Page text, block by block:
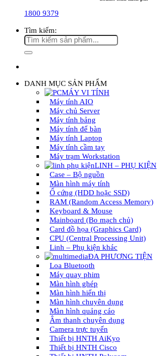
1800 9379
Tìm kiếm:
DANH MỤC SẢN PHẨM
MÁY VI TÍNH
Máy tính AIO
Máy chủ Server
Máy tính bảng
Máy tính để bàn
Máy tính Laptop
Máy tính cầm tay
Máy trạm Workstation
LINH – PHỤ KIỆN
Case – Bộ nguồn
Màn hình máy tính
Ổ cứng (HDD hoặc SSD)
RAM (Random Access Memory)
Keyboard & Mouse
Mainboard (Bo mạch chủ)
Card đồ họa (Graphics Card)
CPU (Central Processing Unit)
Linh – Phụ kiện khác
ĐA PHƯƠNG TIỆN
Loa Bluetooth
Máy quay phim
Màn hình ghép
Màn hình hiển thị
Màn hình chuyên dụng
Màn hình quảng cáo
Âm thanh chuyên dụng
Camera trực tuyến
Thiết bị HNTH AiKyo
Thiết bị HNTH Cisco